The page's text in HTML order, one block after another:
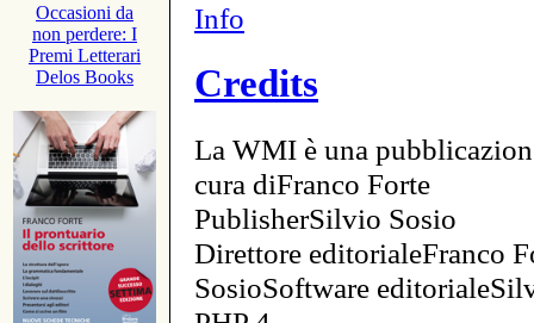
Occasioni da
non perdere: I
Premi Letterari
Delos Books
Info
Credits
La WMI è una
cura diFranco Forte
PublisherSilvio Sosio
Direttore editorialeFranco
SosioSoftware